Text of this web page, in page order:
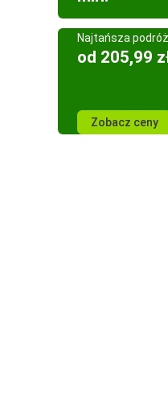
Najtańsza podróż
od 205,99
Zobacz ceny